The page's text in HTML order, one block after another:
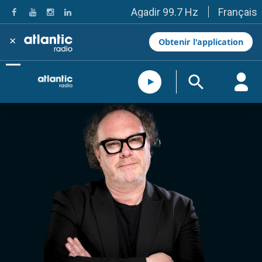
Agadir 99.7 Hz
Tanger 103.3 Hz
Tétouan 87.8 Hz
Fès 98.8 Hz
Meknès 97.2 Hz
El Jadida 97.3
Settat 104,6
Essaouira 96.6
Taza 103.0
Taounate 95.6
Tiznit 103.1
SkhourRhamna 92.2
Taroudant 104.9
Guelmim 91.9
Tan-Tan 95.2
Tafraout 104.9
Casablanca 92.5 Hz
Marrakech 90.5 Hz
Français
× Obtenir l'application